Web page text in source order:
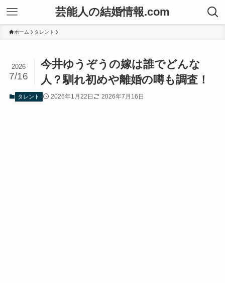
芸能人の結婚情報.com
ホーム タレント
今井ゆうぞうの嫁は誰でどんな
人？馴れ初めや離婚の噂も調査！
2026
7/16
タレント 2026年1月22日 2026年7月16日